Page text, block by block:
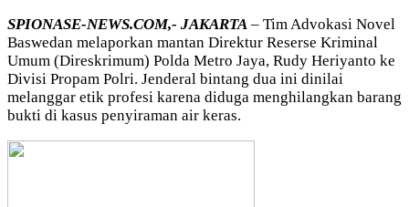
SPIONASE-NEWS.COM,- JAKARTA – Tim Advokasi Novel
Baswedan melaporkan mantan Direktur Reserse Kriminal
Umum (Direskrimum) Polda Metro Jaya, Rudy Heriyanto ke
Divisi Propam Polri. Jenderal bintang dua ini dinilai
melanggar etik profesi karena diduga menghilangkan barang
bukti di kasus penyiraman air keras.